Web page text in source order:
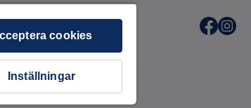
cookies
Inställningar